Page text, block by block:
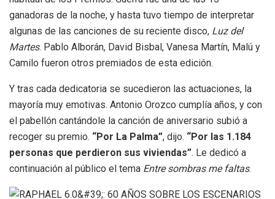
ganadoras de la noche, y hasta tuvo tiempo de interpretar
algunas de las canciones de su reciente disco, Luz del
Martes. Pablo Alborán, David Bisbal, Vanesa Martín, Malú y
Camilo fueron otros premiados de esta edición.
Y tras cada dedicatoria se sucedieron las actuaciones, la
mayoría muy emotivas. Antonio Orozco cumplía años, y con
el pabellón cantándole la canción de aniversario subió a
recoger su premio. “Por La Palma”, dijo. “Por las 1.184
personas que perdieron sus viviendas”. Le dedicó a
continuación al público el tema Entre sombras me faltas.